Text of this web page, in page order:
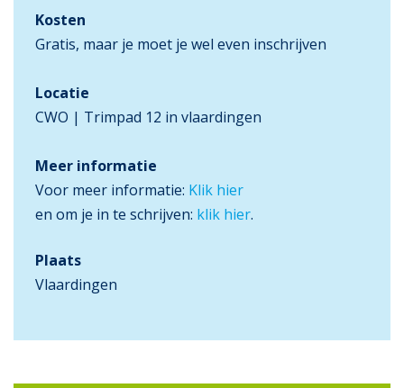
Kosten
Gratis, maar je moet je wel even inschrijven
Locatie
CWO | Trimpad 12 in vlaardingen
Meer informatie
Voor meer informatie: Klik hier
en om je in te schrijven: klik hier.
Plaats
Vlaardingen